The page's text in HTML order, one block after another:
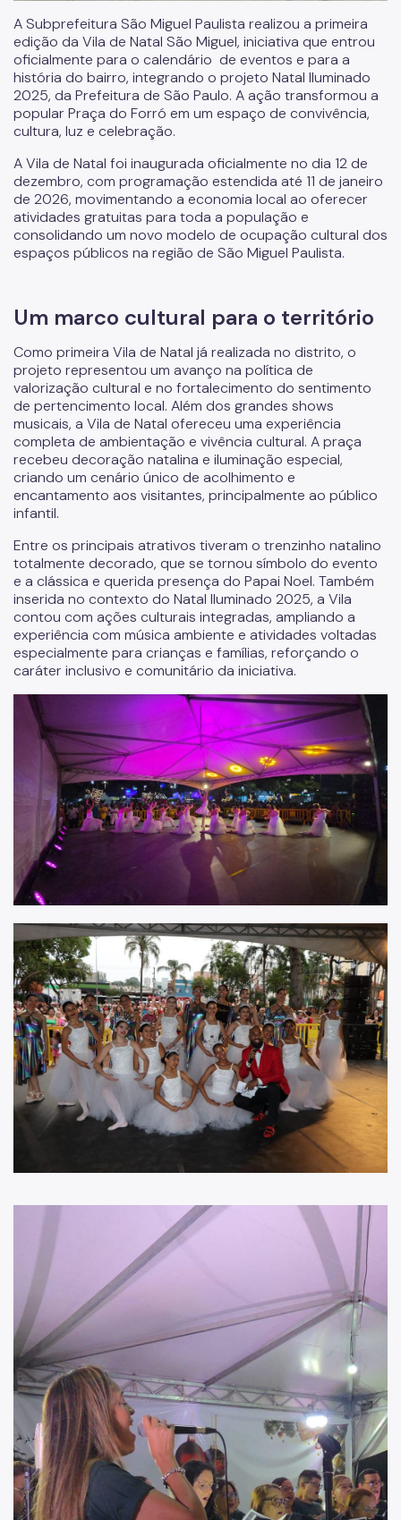
A Subprefeitura São Miguel Paulista realizou a primeira
edição da Vila de Natal São Miguel, iniciativa que entrou
oficialmente para o calendário de eventos e para a
história do bairro, integrando o projeto Natal Iluminado
2025, da Prefeitura de São Paulo. A ação transformou a
popular Praça do Forró em um espaço de convivência,
cultura, luz e celebração.
A Vila de Natal foi inaugurada oficialmente no dia 12 de
dezembro, com programação estendida até 11 de janeiro
de 2026, movimentando a economia local ao oferecer
atividades gratuitas para toda a população e
consolidando um novo modelo de ocupação cultural dos
espaços públicos na região de São Miguel Paulista.
Um marco cultural para o território
Como primeira Vila de Natal já realizada no distrito, o
projeto representou um avanço na política de
valorização cultural e no fortalecimento do sentimento
de pertencimento local. Além dos grandes shows
musicais, a Vila de Natal ofereceu uma experiência
completa de ambientação e vivência cultural. A praça
recebeu decoração natalina e iluminação especial,
criando um cenário único de acolhimento e
encantamento aos visitantes, principalmente ao público
infantil.
Entre os principais atrativos tiveram o trenzinho natalino
totalmente decorado, que se tornou símbolo do evento
e a clássica e querida presença do Papai Noel. Também
inserida no contexto do Natal Iluminado 2025, a Vila
contou com ações culturais integradas, ampliando a
experiência com música ambiente e atividades voltadas
especialmente para crianças e famílias, reforçando o
caráter inclusivo e comunitário da iniciativa.